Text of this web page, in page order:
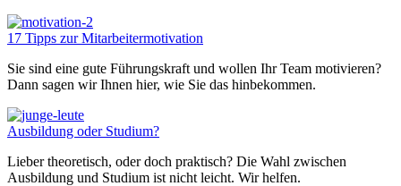
17 Tipps zur Mitarbeitermotivation
Sie sind eine gute Führungskraft und wollen Ihr Team motivieren?
Dann sagen wir Ihnen hier, wie Sie das hinbekommen.
Ausbildung oder Studium?
Lieber theoretisch, oder doch praktisch? Die Wahl zwischen
Ausbildung und Studium ist nicht leicht. Wir helfen.